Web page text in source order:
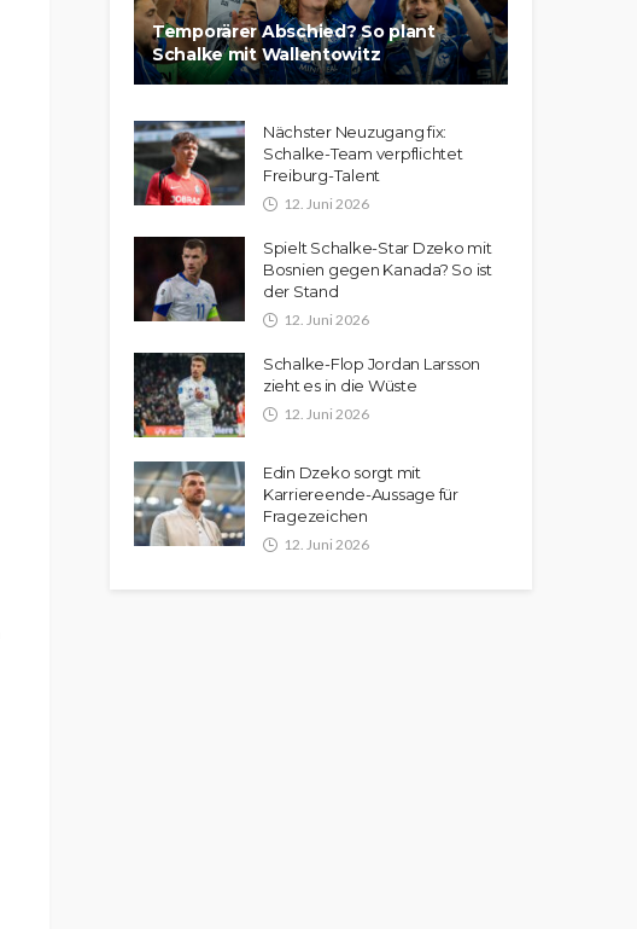
Temporärer Abschied? So plant
Schalke mit Wallentowitz
Nächster Neuzugang fix:
Schalke-Team verpflichtet
Freiburg-Talent
12. Juni 2026
Spielt Schalke-Star Dzeko mit
Bosnien gegen Kanada? So ist
der Stand
12. Juni 2026
Schalke-Flop Jordan Larsson
zieht es in die Wüste
12. Juni 2026
Edin Dzeko sorgt mit
Karriereende-Aussage für
Fragezeichen
12. Juni 2026